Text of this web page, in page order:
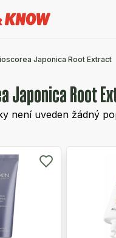
Japonica Root Extract
Japonica Root
není uveden žádný